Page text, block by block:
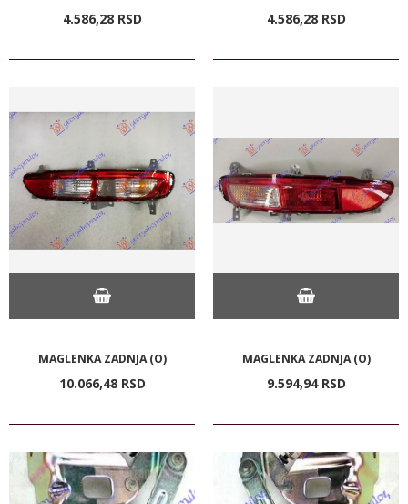
4.586,28 RSD 4.586,28 RSD
MAGLENKA ZADNJA (O)
10.066,48 RSD
MAGLENKA ZADNJA (O)
9.594,94 RSD